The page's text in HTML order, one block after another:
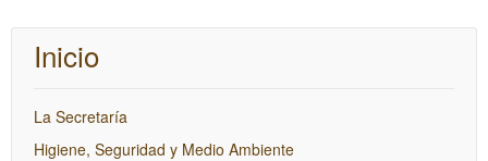
Inicio
La Secretaría
Higiene, Seguridad y Medio Ambiente